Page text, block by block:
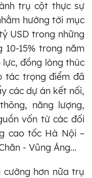
trụ cột thực sự
hướng tới mục
USD trong những
15% trong năm
đồng lòng thúc
tác trọng điểm đã
các dự án kết nối,
năng lượng,
vốn từ các đối
cao tốc Hà Nội –
- Vũng Áng...
hơn nữa trụ